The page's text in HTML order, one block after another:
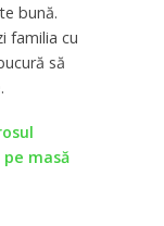
bună.
familia cu
să
masă